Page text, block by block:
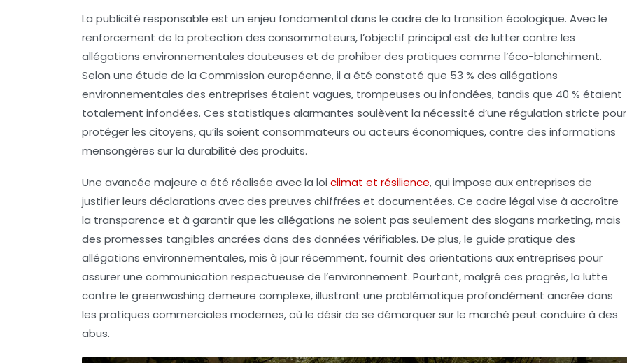
La publicité responsable est un enjeu fondamental dans le cadre de la transition écologique. Avec le
renforcement de la protection des consommateurs, l’objectif principal est de lutter contre les
allégations environnementales douteuses et de prohiber des pratiques comme l’éco-blanchiment.
Selon une étude de la Commission européenne, il a été constaté que 53 % des allégations
environnementales des entreprises étaient vagues, trompeuses ou infondées, tandis que 40 % étaient
totalement infondées. Ces statistiques alarmantes soulèvent la nécessité d’une régulation stricte pour
protéger les citoyens, qu’ils soient consommateurs ou acteurs économiques, contre des informations
mensongères sur la durabilité des produits.
Une avancée majeure a été réalisée avec la loi climat et résilience, qui impose aux entreprises de
justifier leurs déclarations avec des preuves chiffrées et documentées. Ce cadre légal vise à accroître
la transparence et à garantir que les allégations ne soient pas seulement des slogans marketing, mais
des promesses tangibles ancrées dans des données vérifiables. De plus, le guide pratique des
allégations environnementales, mis à jour récemment, fournit des orientations aux entreprises pour
assurer une communication respectueuse de l’environnement. Pourtant, malgré ces progrès, la lutte
contre le greenwashing demeure complexe, illustrant une problématique profondément ancrée dans
les pratiques commerciales modernes, où le désir de se démarquer sur le marché peut conduire à des
abus.